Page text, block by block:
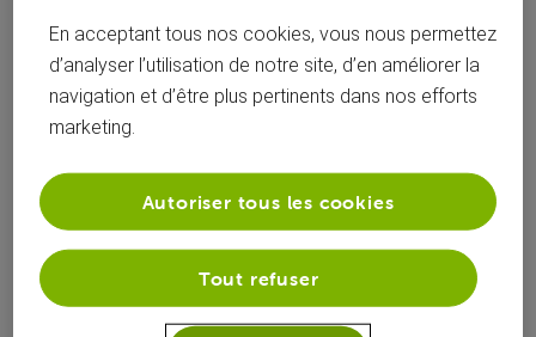
stef74 a suivi la publication de
Je n'ai plus accès qu'aux enregistrements
Bonjour, comme décrit plus de catalogue VOD, BE TV,
uniquement Enregistrements qui est de toute façon vide :)
J'ai bien sûr déjà redémarré. Merci d'avance à la
En acceptant tous nos cookies, vous nous permettez
d’analyser l’utilisation de notre site, d’en améliorer la
navigation et d’être plus pertinents dans nos efforts
marketing.
Tout refuser
Autoriser tous les cookies